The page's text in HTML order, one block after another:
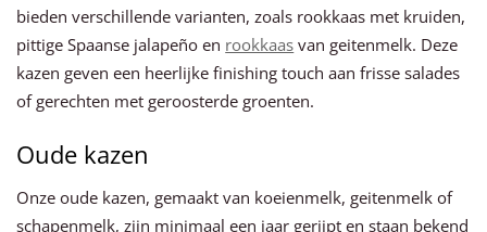
bieden verschillende varianten, zoals rookkaas met kruiden,
pittige Spaanse jalapeño en rookkaas van geitenmelk. Deze
kazen geven een heerlijke finishing touch aan frisse salades
of gerechten met geroosterde groenten.
Oude kazen
Onze oude kazen, gemaakt van koeienmelk, geitenmelk of
schapenmelk, zijn minimaal een jaar gerijpt en staan bekend